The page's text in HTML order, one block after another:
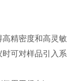
精密度和高灵敏
可对样品引入系